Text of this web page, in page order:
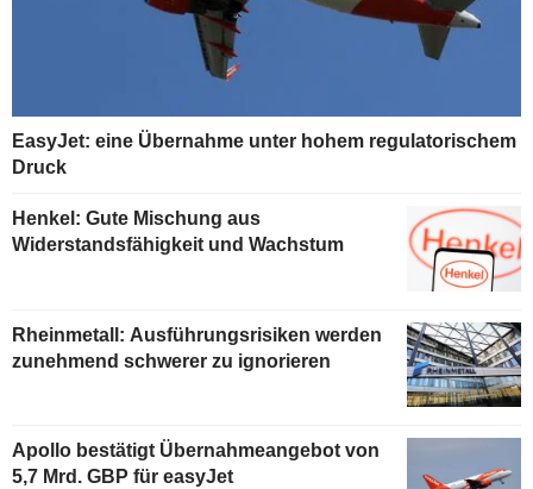
EasyJet: eine Übernahme unter hohem regulatorischem
Druck
Henkel: Gute Mischung aus
Widerstandsfähigkeit und Wachstum
Rheinmetall: Ausführungsrisiken werden
zunehmend schwerer zu ignorieren
Apollo bestätigt Übernahmeangebot von
5,7 Mrd. GBP für easyJet